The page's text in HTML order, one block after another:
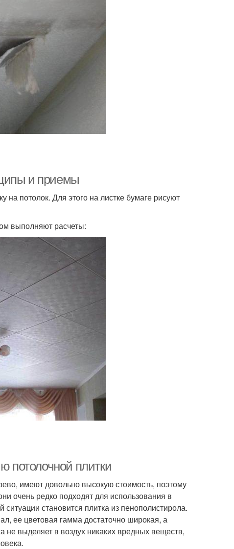
и приемы
на потолок. Для этого на листке бумаге рисуют
выполняют расчеты:
потолочной плитки
имеют довольно высокую стоимость, поэтому
очень редко подходят для использования в
становится плитка из пенополистирола.
ее цветовая гамма достаточно широкая, а
не выделяет в воздух никаких вредных веществ,